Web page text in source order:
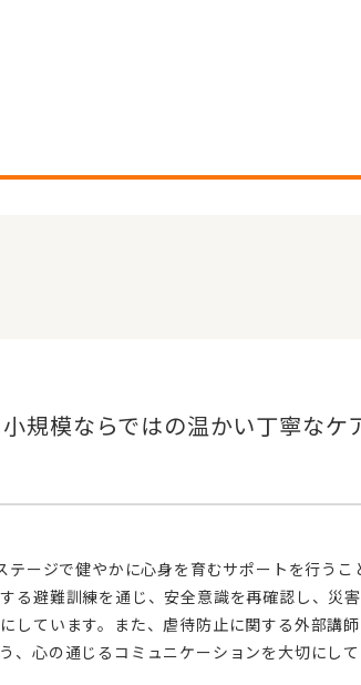
る避難訓練を通じ、安全意識を再確認し、災
しています。また、虐待防止に関する外部講
心の通じるコミュニケーションを大切にして